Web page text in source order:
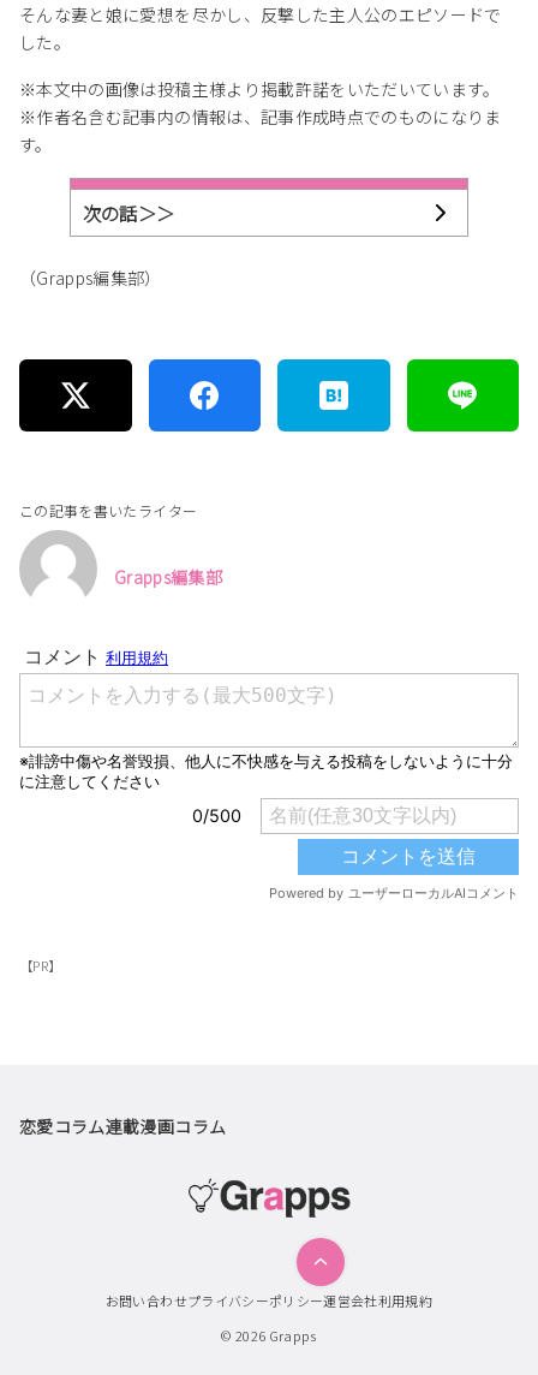
そんな妻と娘に愛想を尽かし、反撃した主人公のエピソードで
した。
※本文中の画像は投稿主様より掲載許諾をいただいています。
※作者名含む記事内の情報は、記事作成時点でのものになりま
す。
次の話＞＞
（Grapps編集部）
この記事を書いたライター
Grapps編集部
【PR】
恋愛コラム連載漫画コラム
お問い合わせプライバシーポリシー運営会社利用規約
© 2026 Grapps